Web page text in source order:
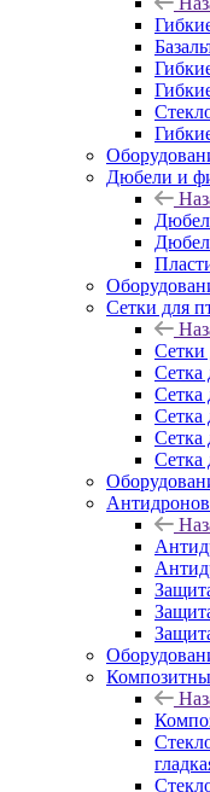
Дюбели и
Сетки для
Сетки
Сетка
Сетка
Сетка
Сетка
Сетка